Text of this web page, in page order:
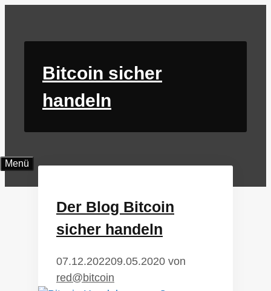
springen
Bitcoin sicher
handeln
Menü
Der Blog Bitcoin
sicher handeln
07.12.202209.05.2020 von
red@bitcoin